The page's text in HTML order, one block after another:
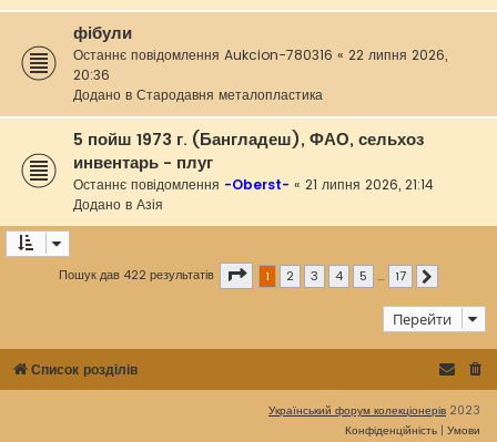
фібули
Останнє повідомлення Aukcion-780316 « 22 липня 2026,
20:36
Додано в Стародавня металопластика
5 пойш 1973 г. (Бангладеш), ФАО, сельхоз
инвентарь - плуг
Останнє повідомлення -Oberst- « 21 липня 2026, 21:14
Додано в Азія
Пошук дав 422 результатів Сторінка з
1 2 3 4 5 … 17
Перейти
Список розділів
Український форум колекціонерів 2023
Конфіденційність | Умови